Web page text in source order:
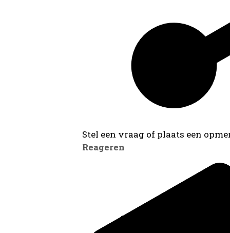
Stel een vraag of plaats een
Reageren